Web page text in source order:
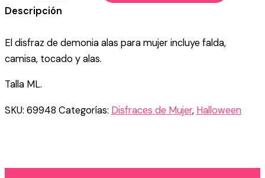
DEMONIA
cantidad
Descripción
El disfraz de demonia alas para mujer incluye falda,
camisa, tocado y alas.
Talla ML.
SKU: 69948 Categorías: Disfraces de Mujer, Halloween